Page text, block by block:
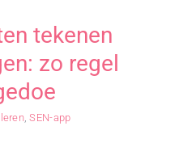
tekenen
zo regel
,SEN-app